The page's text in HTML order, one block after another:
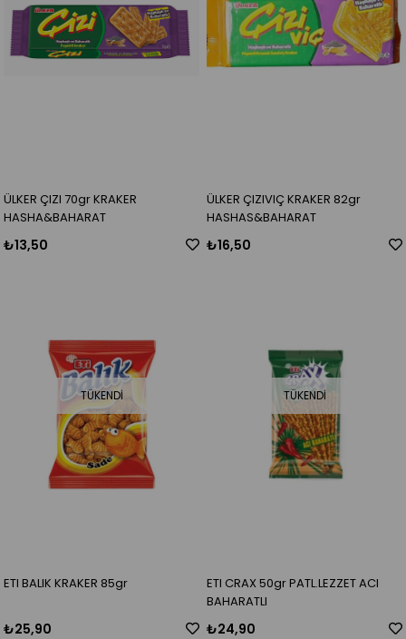
ÜLKER ÇIZI 70gr KRAKER
HASHA&BAHARAT
₺13,50
ÜLKER ÇIZIVIÇ KRAKER 82gr
HASHAS&BAHARAT
₺16,50
TÜKENDI
ETI BALIK KRAKER 85gr
₺25,90
TÜKENDI
ETI CRAX 50gr PATL.LEZZET ACI
BAHARATLI
₺24,90